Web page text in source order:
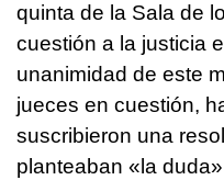
quinta de la Sala de
cuestión a la justicia
unanimidad de este
jueces en cuestión,
suscribieron una
planteaban «la